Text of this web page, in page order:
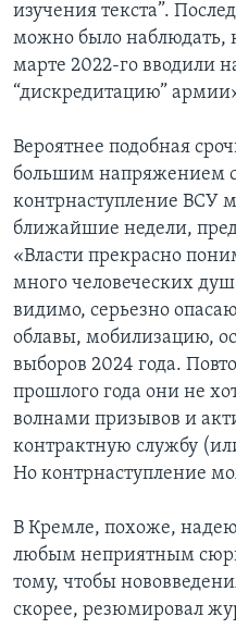
изучения текста”.
можно было наблюдать,
марте 2022-го вводили
“дискредитацию”
Вероятнее подобная
большим напряжением
контрнаступление ВСУ
ближайшие недели,
«Власти прекрасно
много человеческих
видимо, серьезно
облавы, мобилизацию,
выборов 2024 года.
прошлого года они не
волнами призывов и
контрактную службу
Но контрнаступление
В Кремле, похоже,
любым неприятным
тому, чтобы
скорее, резюмировал